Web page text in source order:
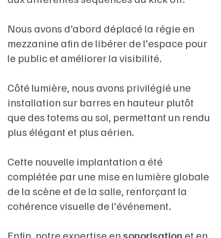
Nous avons d’abord déplacé la régie en
mezzanine afin de libérer de l’espace pour
le public et améliorer la visibilité.
Côté lumière, nous avons privilégié une
installation sur barres en hauteur plutôt
que des totems au sol, permettant un rendu
plus élégant et plus aérien.
Cette nouvelle implantation a été
complétée par une mise en lumière globale
de la scène et de la salle, renforçant la
cohérence visuelle de l’événement.
Enfin, notre expertise ensonorisation et en